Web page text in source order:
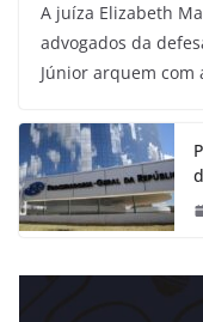
A juíza Elizabeth
advogados da
Júnior arquem com